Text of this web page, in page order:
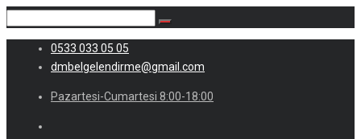
0533 033 05 05
dmbelgelendirme@gmail.com
Pazartesi-Cumartesi 8:00-18:00